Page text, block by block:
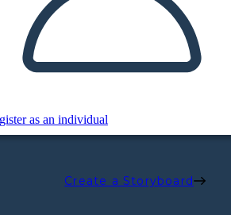
as an individual
Create a Storyboard